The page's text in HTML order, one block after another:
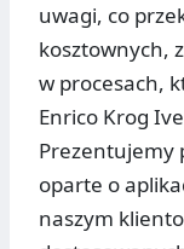
uwagi, co
kosztownych,
w procesach,
Enrico Krog
Prezentujemy
oparte o
naszym